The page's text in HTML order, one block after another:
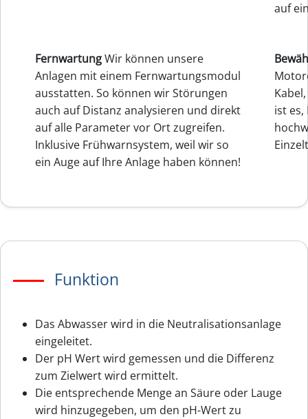
auf
FernwartungWir können unsere
Anlagen mit einem Fernwartungsmodul
ausstatten. So können wir Störungen
auch auf Distanz analysieren und direkt
auf alle Parameter vor Ort zugreifen.
Inklusive Frühwarnsystem, weil wir so
ein Auge auf Ihre Anlage haben können!
ist es,
Funktion
Das Abwasser wird in die Neutralisationsanlage
eingeleitet.
Der pH Wert wird gemessen und die Differenz
zum Zielwert wird ermittelt.
Die entsprechende Menge an Säure oder Lauge
wird hinzugegeben, um den pH-Wert zu